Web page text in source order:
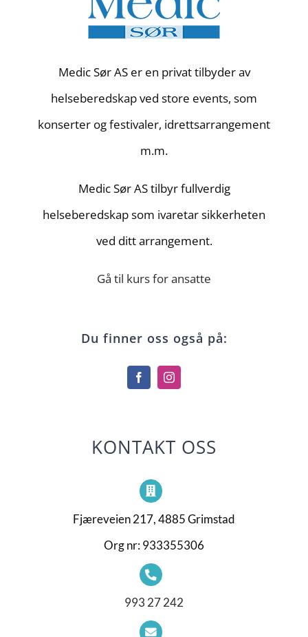
Medic Sør AS er en privat tilbyder av
helseberedskap ved store events, som
konserter og festivaler, idrettsarrangement
m.m.
Medic Sør AS tilbyr fullverdig
helseberedskap som ivaretar sikkerheten
ved ditt arrangement.
Gå til kurs for ansatte
Du finner oss også på:
KONTAKT OSS
Fjæreveien 217, 4885 Grimstad
Org nr: 933355306
993 27 242